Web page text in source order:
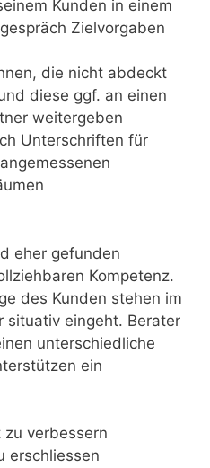
Kunden in einem
Zielvorgaben
die nicht abdeckt
diese ggf. an einen
weitergeben
Unterschriften für
eher gefunden
Kompetenz.
des Kunden stehen im
situativ eingeht. Berater
unterschiedliche
ein
verbessern
erschliessen